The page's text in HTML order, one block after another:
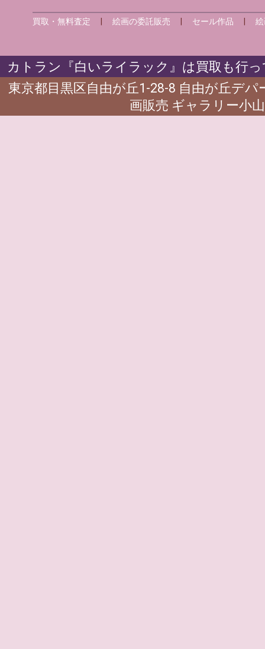
買取・無料査定 |絵画の委託販売 セール作品 |
カトラン『白いライラック』は買取も行
東京都目黒区自由が丘1-28-8 自由が丘デ
画販売 ギャラリー小